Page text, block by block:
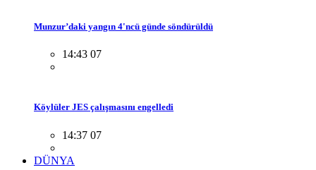
Munzur’daki yangın 4'ncü günde söndürüldü
14:43 07
Köylüler JES çalışmasını engelledi
14:37 07
DÜNYA